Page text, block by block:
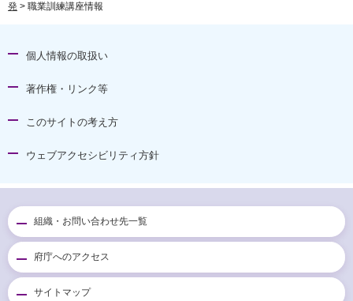
発 > 職業訓練講座情報
個人情報の取扱い
著作権・リンク等
このサイトの考え方
ウェブアクセシビリティ方針
組織・お問い合わせ先一覧
府庁へのアクセス
サイトマップ